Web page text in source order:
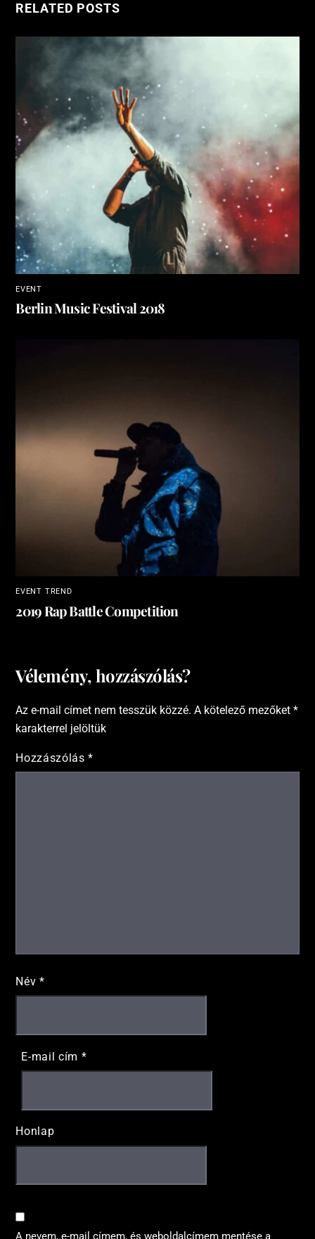
RELATED POSTS
EVENT
Berlin Music Festival 2018
EVENT,TREND
2019 Rap Battle Competition
Vélemény, hozzászólás?
Az e-mail címet nem tesszük közzé. A kötelező mezőket*
karakterrel jelöltük
Hozzászólás*
Név *
E-mail cím *
Honlap
A nevem, e-mail címem, és weboldalcímem mentése a